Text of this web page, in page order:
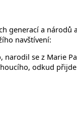
generací a národů
navštívení:
narodil se z Marie
odkud